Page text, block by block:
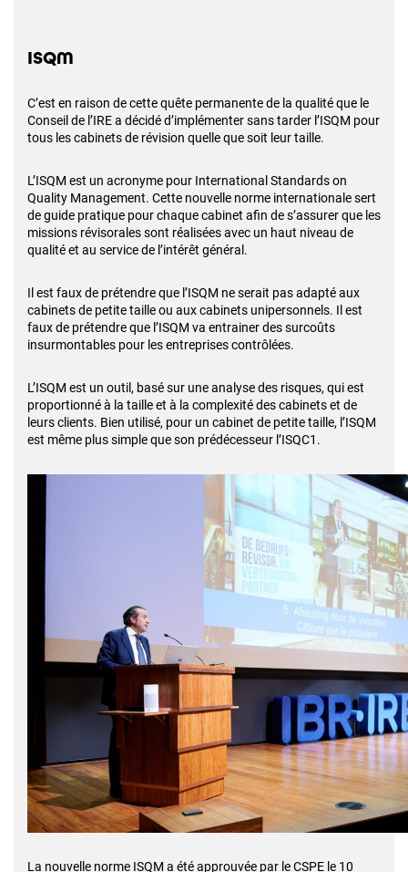
ISQM
C’est en raison de cette quête permanente de la qualité que le
Conseil de l’IRE a décidé d’implémenter sans tarder l’ISQM pour
tous les cabinets de révision quelle que soit leur taille.
L’ISQM est un acronyme pour International Standards on
Quality Management. Cette nouvelle norme internationale sert
de guide pratique pour chaque cabinet afin de s’assurer que les
missions révisorales sont réalisées avec un haut niveau de
qualité et au service de l’intérêt général.
Il est faux de prétendre que l’ISQM ne serait pas adapté aux
cabinets de petite taille ou aux cabinets unipersonnels. Il est
faux de prétendre que l’ISQM va entrainer des surcoûts
insurmontables pour les entreprises contrôlées.
L’ISQM est un outil, basé sur une analyse des risques, qui est
proportionné à la taille et à la complexité des cabinets et de
leurs clients. Bien utilisé, pour un cabinet de petite taille, l’ISQM
est même plus simple que son prédécesseur l’ISQC1.
La nouvelle norme ISQM a été approuvée par le CSPE le 10